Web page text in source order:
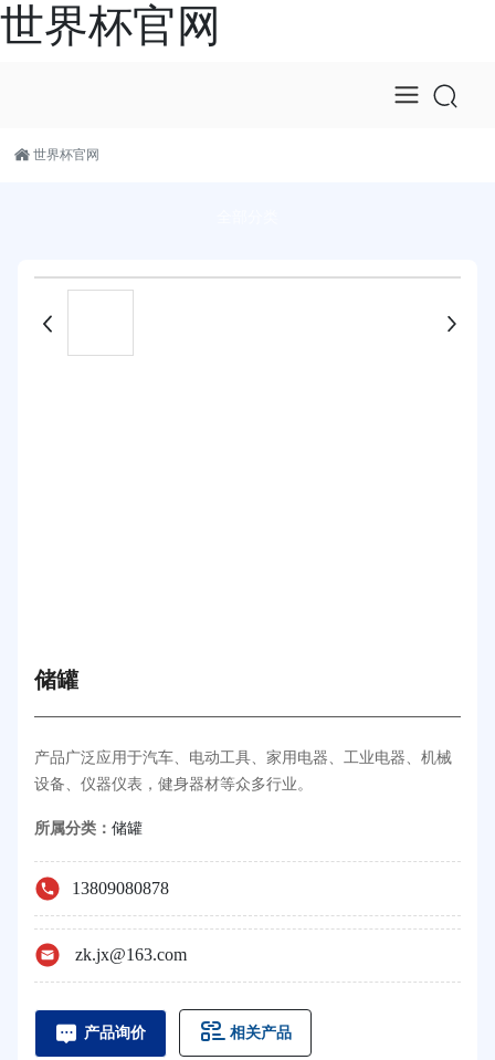
世界杯官网
世界杯官网
储罐
产品广泛应用于汽车、电动工具、家用电器、工业电器、机械
设备、仪器仪表，健身器材等众多行业。
所属分类： 储罐
13809080878
zk.jx@163.com
产品询价 相关产品